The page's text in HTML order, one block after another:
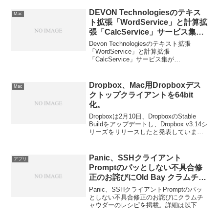
Mac
DEVON Technologiesのテキス
ト拡張「WordService」と計算拡
張「CalcService」サービス集が
MacAppStoreで配信開始。
Devon Technologiesのテキスト拡張
「WordService」と計算拡張
「CalcService」サービス集が
Mac
Dropbox、Mac用Dropboxデス
クトップクライアントを64bit
化。
Dropboxは2月10日、DropboxのStable
Buildをアップデートし、Dropbox v3.14シ
リーズをリリースしたと発表していま
アプリとして動作するようになっている
そうです。
アプリ
Panic、SSHクライアント
Promptのパッとしない不具合修
正のお詫びにOld Bay クラムチャ
ウダーのレシピを掲載。
Panic、SSHクライアントPromptのパッ
としない不具合修正のお詫びにクラムチ
ャウダーのレシピを掲載。詳細は以下か